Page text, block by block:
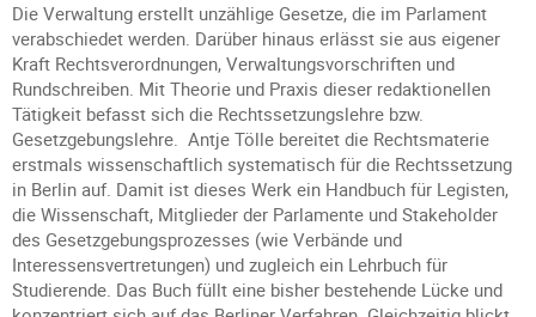
Die Verwaltung erstellt unzählige Gesetze, die im Parlament
verabschiedet werden. Darüber hinaus erlässt sie aus eigener
Kraft Rechtsverordnungen, Verwaltungsvorschriften und
Rundschreiben. Mit Theorie und Praxis dieser redaktionellen
Tätigkeit befasst sich die Rechtssetzungslehre bzw.
Gesetzgebungslehre. Antje Tölle bereitet die Rechtsmaterie
erstmals wissenschaftlich systematisch für die Rechtssetzung
in Berlin auf. Damit ist dieses Werk ein Handbuch für Legisten,
die Wissenschaft, Mitglieder der Parlamente und Stakeholder
des Gesetzgebungsprozesses (wie Verbände und
Interessensvertretungen) und zugleich ein Lehrbuch für
Studierende. Das Buch füllt eine bisher bestehende Lücke und